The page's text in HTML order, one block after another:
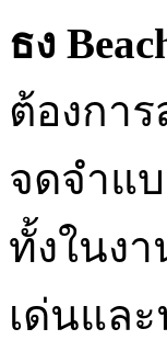
ธง
ต้องกา
จดจำแ
ทั้งในง
เด่นแล